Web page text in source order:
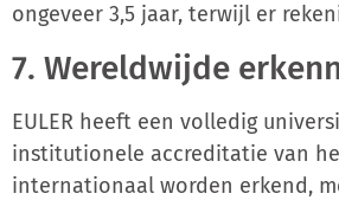
ongeveer 3,5 jaar, terwijl er
7. Wereldwijde
EULER heeft een volledig
institutionele accreditatie van
internationaal worden erkend,